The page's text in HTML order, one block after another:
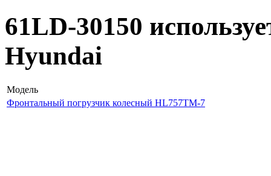
61LD-30150
Hyundai
Модель
Фронтальный погрузчик колесный HL757TM-7